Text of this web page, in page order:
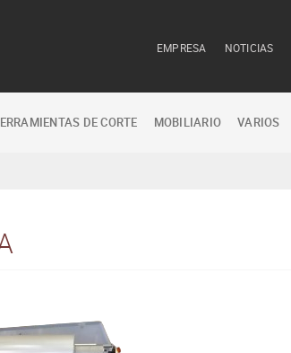
EMPRESA NOTICIAS
DE CORTE MOBILIARIO VARIOS